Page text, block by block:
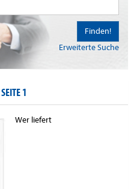
Erweiterte Suche
Finden!
SEITE 1
Wer liefert